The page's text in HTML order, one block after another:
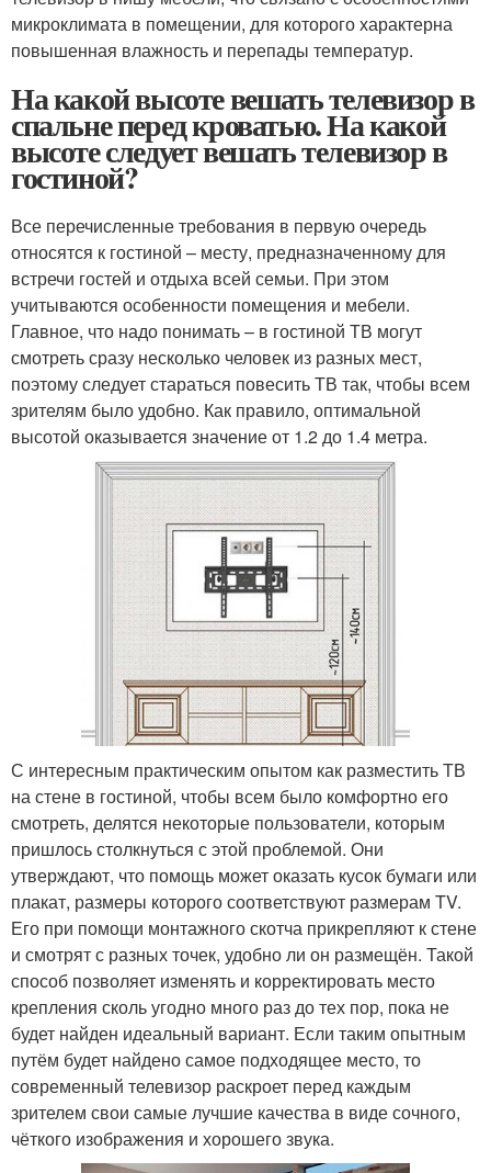
микроклимата в помещении, для которого характерна
повышенная влажность и перепады температур.
На какой высоте вешать телевизор в
спальне перед кроватью. На какой
высоте следует вешать телевизор в
гостиной?
Все перечисленные требования в первую очередь
относятся к гостиной – месту, предназначенному для
встречи гостей и отдыха всей семьи. При этом
учитываются особенности помещения и мебели.
Главное, что надо понимать – в гостиной ТВ могут
смотреть сразу несколько человек из разных мест,
поэтому следует стараться повесить ТВ так, чтобы всем
зрителям было удобно. Как правило, оптимальной
высотой оказывается значение от 1.2 до 1.4 метра.
С интересным практическим опытом как разместить ТВ
на стене в гостиной, чтобы всем было комфортно его
смотреть, делятся некоторые пользователи, которым
пришлось столкнуться с этой проблемой. Они
утверждают, что помощь может оказать кусок бумаги или
плакат, размеры которого соответствуют размерам TV.
Его при помощи монтажного скотча прикрепляют к стене
и смотрят с разных точек, удобно ли он размещён. Такой
способ позволяет изменять и корректировать место
крепления сколь угодно много раз до тех пор, пока не
будет найден идеальный вариант. Если таким опытным
путём будет найдено самое подходящее место, то
современный телевизор раскроет перед каждым
зрителем свои самые лучшие качества в виде сочного,
чёткого изображения и хорошего звука.